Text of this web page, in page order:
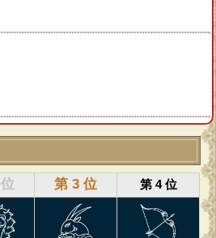
第 3 位 第 4 位